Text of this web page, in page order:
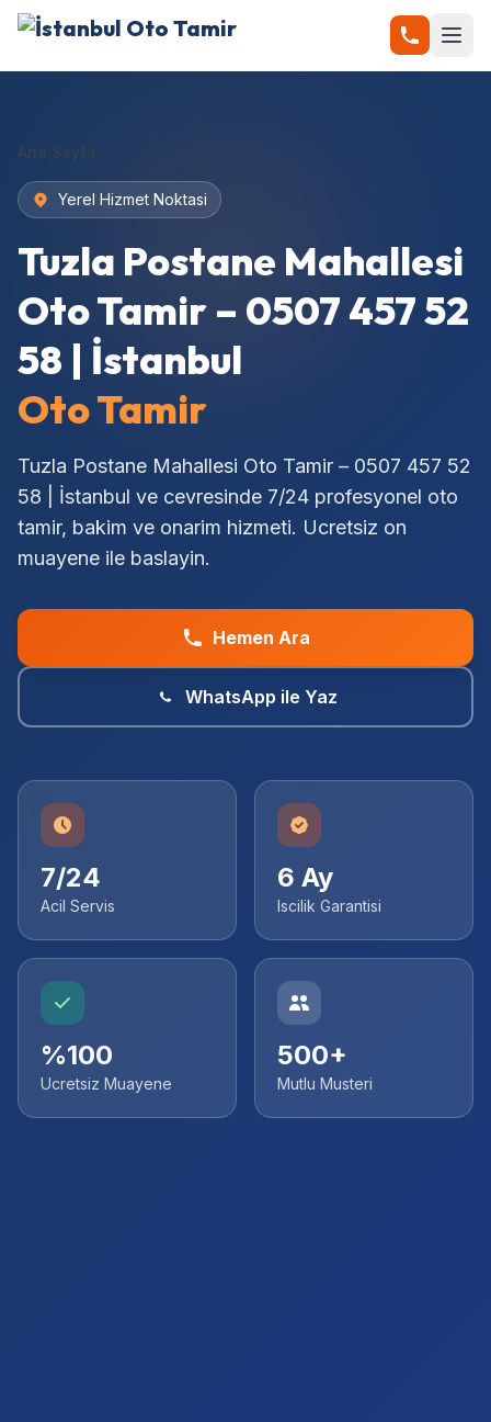
Ana Sayfa
Yerel Hizmet Noktasi
Tuzla Postane Mahallesi
Oto Tamir – 0507 457 52
58 | İstanbul
Oto Tamir
Tuzla Postane Mahallesi Oto Tamir – 0507 457 52
58 | İstanbul ve cevresinde 7/24 profesyonel oto
tamir, bakim ve onarim hizmeti. Ucretsiz on
muayene ile baslayin.
Hemen Ara
WhatsApp ile Yaz
7/24
Acil Servis
6 Ay
Iscilik Garantisi
%100
Ucretsiz Muayene
500+
Mutlu Musteri